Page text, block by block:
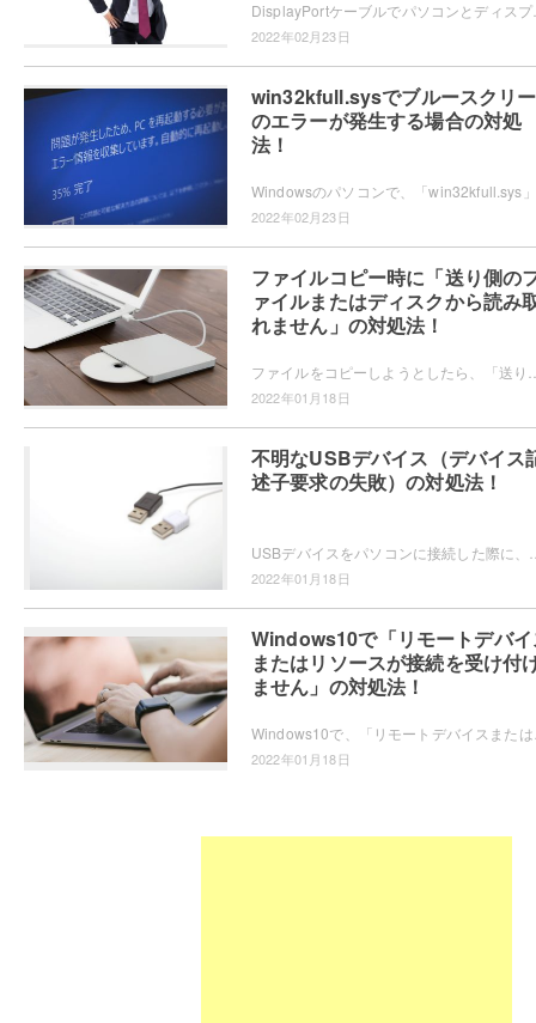
2022年02月23日
win32kfull.sysでブルースクリ
のエラーが発生する場合の対処
法！
2022年02月23日
ファイルコピー時に「送り側の
ァイルまたはディスクから読み
れません」の対処法！
2022年01月18日
不明なUSBデバイス（デバイス
述子要求の失敗）の対処法！
2022年01月18日
Windows10で「リモートデバ
またはリソースが接続を受け付
ません」の対処法！
2022年01月18日